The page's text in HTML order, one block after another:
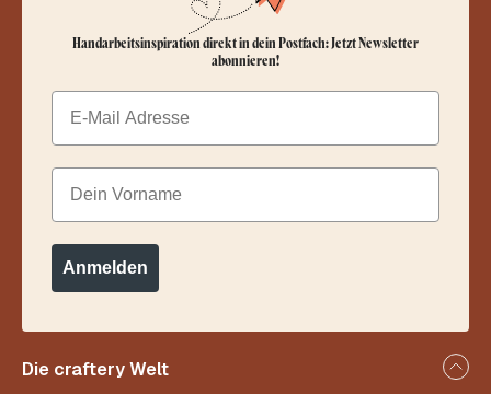
Die craftery Welt
Handarbeitsinspiration direkt in dein Postfach: Jetzt Newsletter
abonnieren!
Email
Dein Vorname
Anmelden